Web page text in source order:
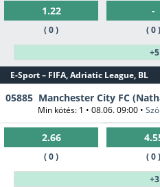
1.22
( 0 )
-
( 0 )
+5
E-Sport – FIFA, Adriatic League, BL
05885 Manchester City FC
Min kötés: 1 • 08.06. 09:00 •
2.66
( 0 ) ( 0 )
+3